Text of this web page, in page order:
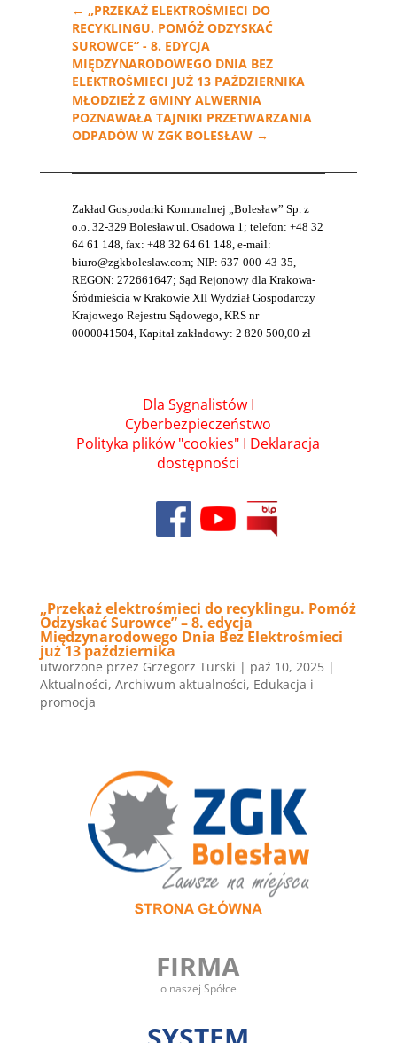
← „PRZEKAŻ ELEKTROŚMIECI DO
RECYKLINGU. POMÓŻ ODZYSKAĆ
SUROWCE” - 8. EDYCJA
MIĘDZYNARODOWEGO DNIA BEZ
ELEKTROŚMIECI JUŻ 13 PAŹDZIERNIKA
MŁODZIEŻ Z GMINY ALWERNIA
POZNAWAŁA TAJNIKI PRZETWARZANIA
ODPADÓW W ZGK BOLESŁAW→
Zakład Gospodarki Komunalnej „Bolesław” Sp. z
o.o. 32-329 Bolesław ul. Osadowa 1; telefon: +48 32
64 61 148, fax: +48 32 64 61 148, e-mail:
biuro@zgkboleslaw.com; NIP: 637-000-43-35,
REGON: 272661647; Sąd Rejonowy dla Krakowa-
Śródmieścia w Krakowie XII Wydział Gospodarczy
Krajowego Rejestru Sądowego, KRS nr
0000041504, Kapitał zakładowy: 2 820 500,00 zł
Dla SygnalistówI
Cyberbezpieczeństwo
Polityka plików "cookies" I Deklaracja
dostępności
„Przekaż elektrośmieci do recyklingu. Pomóż
Odzyskać Surowce” – 8. edycja
Międzynarodowego Dnia Bez Elektrośmieci
już 13 października
utworzone przez Grzegorz Turski | paź 10, 2025|
Aktualności, Archiwum aktualności, Edukacja i
promocja
FIRMA
o naszej Spółce